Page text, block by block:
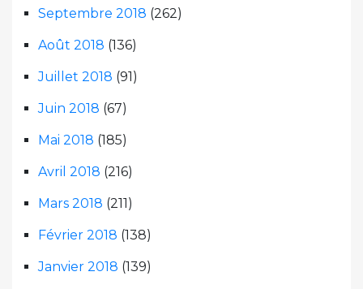
Septembre 2018 (262)
Août 2018 (136)
Juillet 2018 (91)
Juin 2018 (67)
Mai 2018 (185)
Avril 2018 (216)
Mars 2018 (211)
Février 2018 (138)
Janvier 2018 (139)